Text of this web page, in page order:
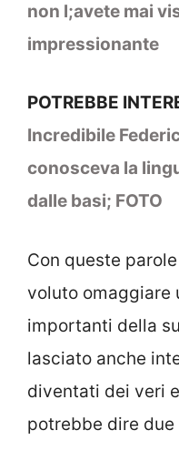
non l;avete mai
impressionante
POTREBBE
Incredibile
conosceva la
dalle basi; FOTO
Con queste
voluto omaggiare
importanti della
lasciato anche
diventati dei veri
potrebbe dire due